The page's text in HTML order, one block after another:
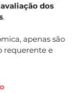
dos
.
apenas são
requerente e